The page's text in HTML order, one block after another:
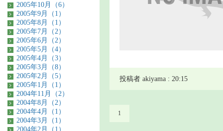
投稿者 akiyama : 20:15
1
2005年10月（6）
2005年9月（1）
2005年8月（1）
2005年7月（2）
2005年6月（2）
2005年5月（4）
2005年4月（3）
2005年3月（8）
2005年2月（5）
2005年1月（1）
2004年11月（2）
2004年8月（2）
2004年4月（1）
2004年3月（1）
2004年2月（1）